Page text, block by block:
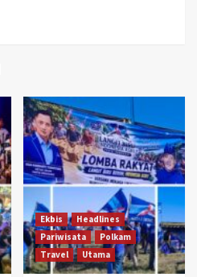
Ekbis
Headlines
Pariwisata
Polkam
Travel
Utama